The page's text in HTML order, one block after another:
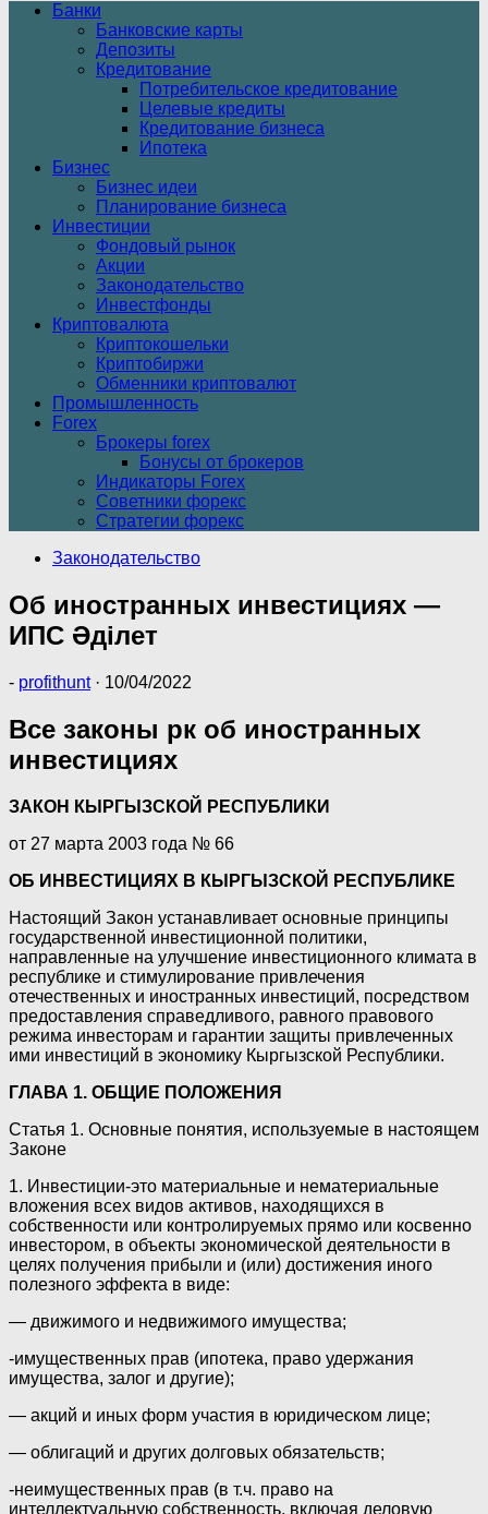
Банки
Банковские карты
Депозиты
Кредитование
Потребительское кредитование
Целевые кредиты
Кредитование бизнеса
Ипотека
Бизнес
Бизнес идеи
Планирование бизнеса
Инвестиции
Фондовый рынок
Акции
Законодательство
Инвестфонды
Криптовалюта
Криптокошельки
Криптобиржи
Обменники криптовалют
Промышленность
Forex
Брокеры forex
Бонусы от брокеров
Индикаторы Forex
Советники форекс
Стратегии форекс
Законодательство
Об иностранных инвестициях —
ИПС Әділет
- profithunt · 10/04/2022
Все законы рк об иностранных
инвестициях
ЗАКОН КЫРГЫЗСКОЙ РЕСПУБЛИКИ
от 27 марта 2003 года № 66
ОБ ИНВЕСТИЦИЯХ В КЫРГЫЗСКОЙ РЕСПУБЛИКЕ
Настоящий Закон устанавливает основные принципы
государственной инвестиционной политики,
направленные на улучшение инвестиционного климата в
республике и стимулирование привлечения
отечественных и иностранных инвестиций, посредством
предоставления справедливого, равного правового
режима инвесторам и гарантии защиты привлеченных
ими инвестиций в экономику Кыргызской Республики.
ГЛАВА 1. ОБЩИЕ ПОЛОЖЕНИЯ
Статья 1. Основные понятия, используемые в настоящем
Законе
1. Инвестиции-это материальные и нематериальные
вложения всех видов активов, находящихся в
собственности или контролируемых прямо или косвенно
инвестором, в объекты экономической деятельности в
целях получения прибыли и (или) достижения иного
полезного эффекта в виде:
— движимого и недвижимого имущества;
-имущественных прав (ипотека, право удержания
имущества, залог и другие);
— акций и иных форм участия в юридическом лице;
— облигаций и других долговых обязательств;
-неимущественных прав (в т.ч. право на
интеллектуальную собственность, включая деловую